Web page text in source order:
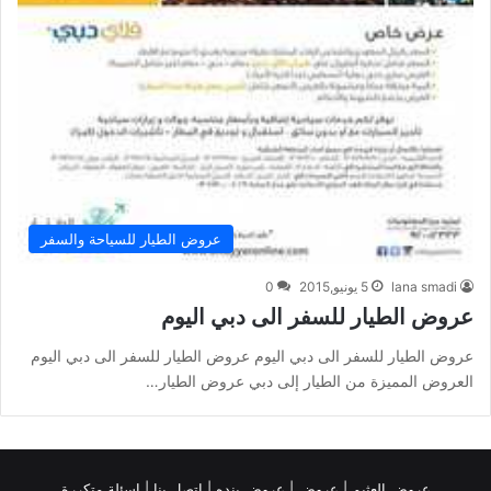
عروض الطيار للسياحة والسفر
lana smadi 5 يونيو,2015 0
عروض الطيار للسفر الى دبي اليوم
عروض الطيار للسفر الى دبي اليوم عروض الطيار للسفر الى دبي اليوم
العروض المميزة من الطيار إلى دبي عروض الطيار…